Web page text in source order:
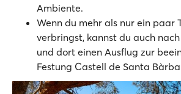
Ambiente.
Wenn du mehr als nur ein paar
verbringst, kannst du auch nach
und dort einen Ausflug zur
Festung Castell de Santa